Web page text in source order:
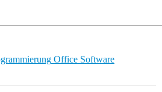
Office Software